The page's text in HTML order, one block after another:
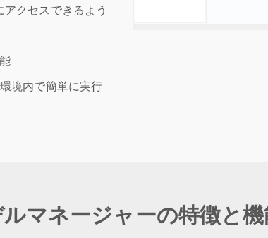
クセスできるよう
境内で簡単に実行
マネージャーの特徴と